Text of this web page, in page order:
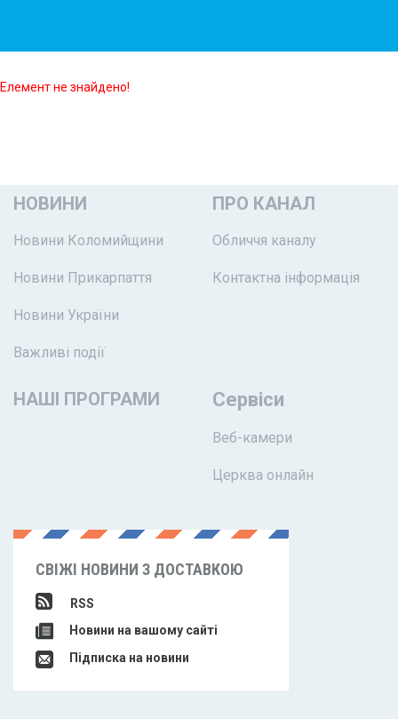
Елемент не знайдено!
НОВИНИ
Новини Коломийщини
Новини Прикарпаття
Новини України
Важливі події
ПРО КАНАЛ
Обличчя каналу
Контактна інформація
НАШІ ПРОГРАМИ Сервіси
Веб-камери
Церква онлайн
СВІЖІ НОВИНИ З ДОСТАВКОЮ
RSS
Новини на вашому сайті
Підписка на новини